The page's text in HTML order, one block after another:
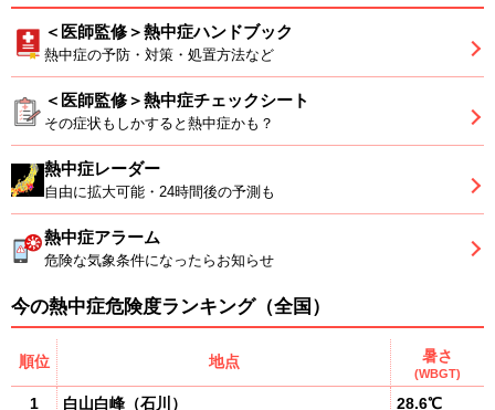
＜医師監修＞熱中症ハンドブック
熱中症の予防・対策・処置方法など
＜医師監修＞熱中症チェックシート
その症状もしかすると熱中症かも？
熱中症レーダー
自由に拡大可能・24時間後の予測も
熱中症アラーム
危険な気象条件になったらお知らせ
今の熱中症危険度ランキング（全国）
順位 地点 暑さ
(WBGT)
1 白山白峰 （石川 ） 28.6℃